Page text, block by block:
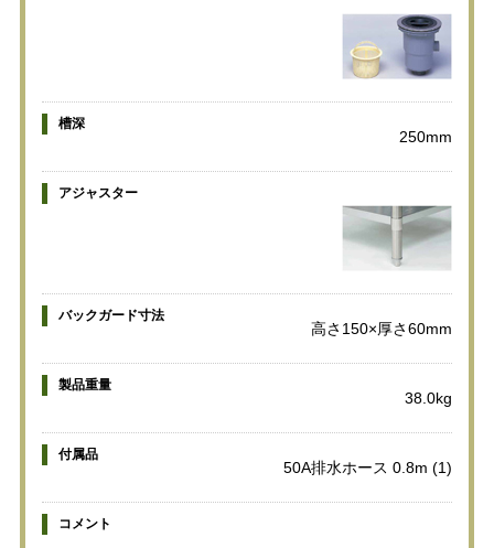
槽深
250mm
アジャスター
バックガード寸法
高さ150×厚さ60mm
製品重量
38.0kg
付属品
50A排水ホース 0.8m (1)
コメント